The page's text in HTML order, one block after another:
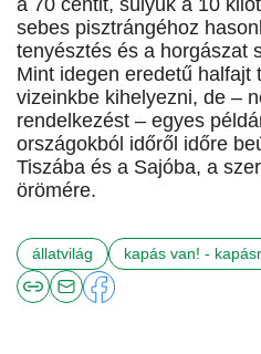
a 70 centit, súlyuk a 10
sebes pisztrángéhoz
tenyésztés és a horgászat
Mint idegen eredetű halfajt
vizeinkbe kihelyezni, de –
rendelkezést – egyes
országokból időről időre
Tiszába és a Sajóba, a
örömére.
állatvilág kapás van! -